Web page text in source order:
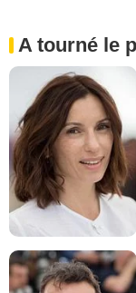
A tourné le